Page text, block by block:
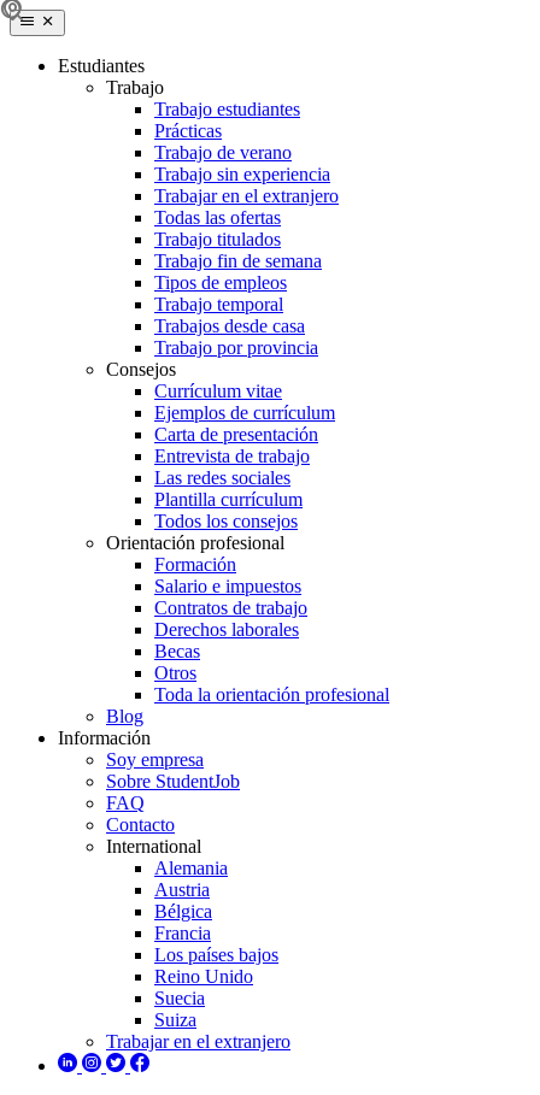
Estudiantes
Trabajo
Trabajo estudiantes
Prácticas
Trabajo de verano
Trabajo sin experiencia
Trabajar en el extranjero
Todas las ofertas
Trabajo titulados
Trabajo fin de semana
Tipos de empleos
Trabajo temporal
Trabajos desde casa
Trabajo por provincia
Consejos
Currículum vitae
Ejemplos de currículum
Carta de presentación
Entrevista de trabajo
Las redes sociales
Plantilla currículum
Todos los consejos
Orientación profesional
Formación
Salario e impuestos
Contratos de trabajo
Derechos laborales
Becas
Otros
Toda la orientación profesional
Blog
Información
Soy empresa
Sobre StudentJob
FAQ
Contacto
International
Alemania
Austria
Bélgica
Francia
Los países bajos
Reino Unido
Suecia
Suiza
Trabajar en el extranjero